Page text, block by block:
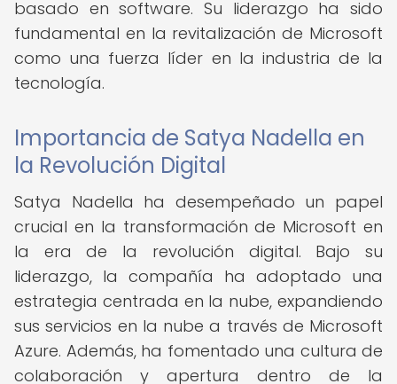
basado en software. Su liderazgo ha sido
fundamental en la revitalización de Microsoft
como una fuerza líder en la industria de la
tecnología.
Importancia de Satya Nadella en
la Revolución Digital
Satya Nadella ha desempeñado un papel
crucial en la transformación de Microsoft en
la era de la revolución digital. Bajo su
liderazgo, la compañía ha adoptado una
estrategia centrada en la nube, expandiendo
sus servicios en la nube a través de Microsoft
Azure. Además, ha fomentado una cultura de
colaboración y apertura dentro de la